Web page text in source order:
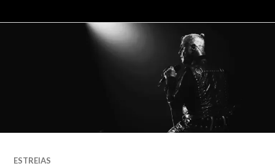
ESTREIAS